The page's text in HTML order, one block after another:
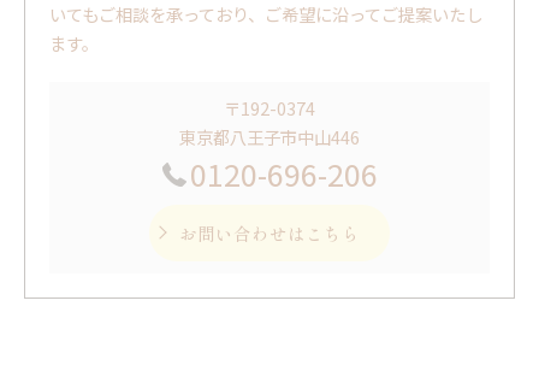
いてもご相談を承っており、ご希望に沿ってご提案いたし
ます。
〒192-0374
東京都八王子市中山446
0120-696-206
お問い合わせはこちら